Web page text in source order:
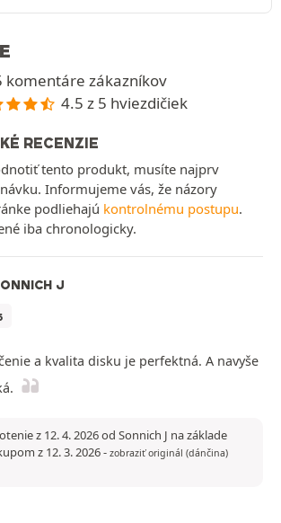
komentáre zákazníkov
4.5 z 5 hviezdičiek
RECENZIE
tento produkt, musíte najprv
Informujeme vás, že názory
podliehajú kontrolnému postupu.
iba chronologicky.
J
a kvalita disku je perfektná. A navyše
z 12. 4. 2026 od Sonnich J na základe
z 12. 3. 2026- zobraziť originál (dánčina)